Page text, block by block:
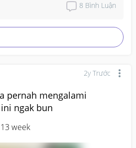
8 Bình Luận
2y Trước
pernah mengalami
ngak bun
week